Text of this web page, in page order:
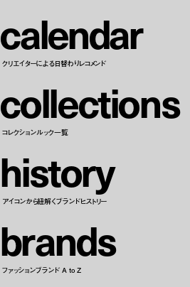
calendar
クリエイターによる日替わりレコメンド
collections
コレクションルック一覧
history
アイコンから紐解くブランドヒストリー
brands
ファッションブランド A to Z